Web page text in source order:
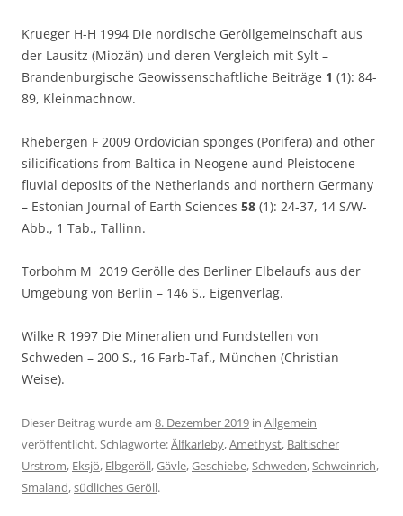
Krueger H-H 1994 Die nordische Geröllgemeinschaft aus
der Lausitz (Miozän) und deren Vergleich mit Sylt –
Brandenburgische Geowissenschaftliche Beiträge 1 (1): 84-
89, Kleinmachnow.
Rhebergen F 2009 Ordovician sponges (Porifera) and other
silicifications from Baltica in Neogene aund Pleistocene
fluvial deposits of the Netherlands and northern Germany
– Estonian Journal of Earth Sciences 58 (1): 24-37, 14 S/W-
Abb., 1 Tab., Tallinn.
Torbohm M 2019 Gerölle des Berliner Elbelaufs aus der
Umgebung von Berlin – 146 S., Eigenverlag.
Wilke R 1997 Die Mineralien und Fundstellen von
Schweden – 200 S., 16 Farb-Taf., München (Christian
Weise).
Dieser Beitrag wurde am 8. Dezember 2019 in Allgemein
veröffentlicht. Schlagworte:Älfkarleby,Amethyst, Baltischer
Urstrom, Eksjö, Elbgeröll,Gävle,Geschiebe,Schweden,Schweinrich,
Smaland,südliches Geröll.